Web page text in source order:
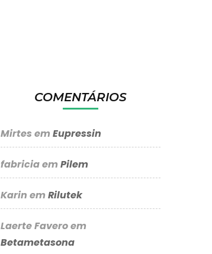
COMENTÁRIOS
Mirtes em Eupressin
fabriciaem Pilem
Karin em Rilutek
Laerte Faveroem
Betametasona